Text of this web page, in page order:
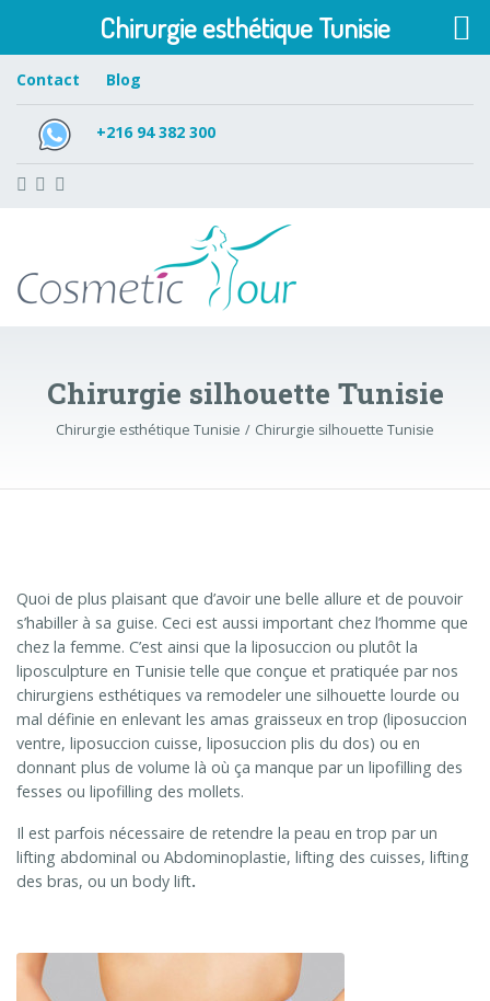
Contact Blog
+216 94 382 300
Chirurgie silhouette Tunisie
Chirurgie esthétique Tunisie Chirurgie silhouette Tunisie
Quoi de plus plaisant que d’avoir une belle allure et de pouvoir
s’habiller à sa guise. Ceci est aussi important chez l’homme que
chez la femme. C’est ainsi que la liposuccion ou plutôt la
liposculpture en Tunisie telle que conçue et pratiquée par nos
chirurgiens esthétiques va remodeler une silhouette lourde ou
mal définie en enlevant les amas graisseux en trop (liposuccion
ventre, liposuccion cuisse, liposuccion plis du dos) ou en
donnant plus de volume là où ça manque par un lipofilling des
fesses ou lipofilling des mollets.
Il est parfois nécessaire de retendre la peau en trop par un
lifting abdominal ou Abdominoplastie, lifting des cuisses, lifting
des bras, ou un body lift.
Chirurgie esthétique Tunisie